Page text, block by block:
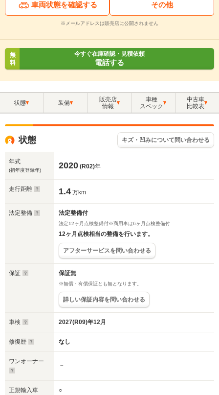
車両状態を確認する その他
※メールアドレスは販売店に公開されません
無
料
今すぐ在庫確認・見積依頼
電話する
状態 装備
販売店
情報
車種
スペック
中古車
比較表
状態 キズ・凹みについて問い合わせる
年式
(初年度登録年) 2020 (R02)年
走行距離 1.4 万km
法定整備 法定整備付
法定12ヶ月点検整備付※商用車は6ヶ月点検整備付
12ヶ月点検相当の整備を行います。
アフターサービスを問い合わせる
保証 保証無
※無償・有償保証とも無となります。
詳しい保証内容を問い合わせる
車検 2027(R09)年12月
修復歴 なし
ワンオーナー
－
正規輸入車 ○